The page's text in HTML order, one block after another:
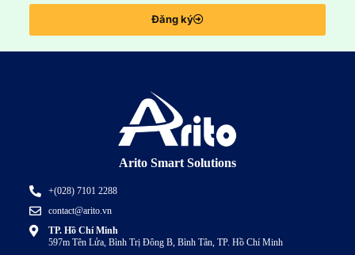
Đăng ký
Arito Smart Solutions
+(028) 7101 2288
contact@arito.vn
TP. Hồ Chí Minh
597m Tên Lửa, Bình Trị Đông B, Bình Tân, TP. Hồ Chí Minh